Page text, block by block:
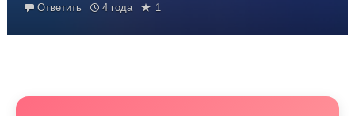
Ответить 4 года 1